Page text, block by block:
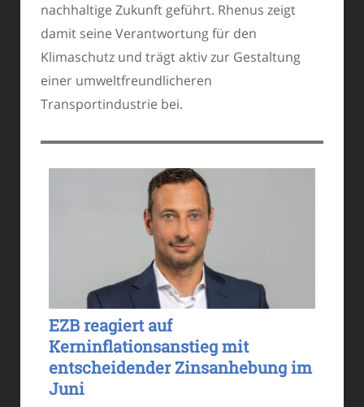
nachhaltige Zukunft geführt. Rhenus zeigt
damit seine Verantwortung für den
Klimaschutz und trägt aktiv zur Gestaltung
einer umweltfreundlicheren
Transportindustrie bei.
EZB reagiert auf
Kerninflationsanstieg mit
entscheidender Zinsanhebung im
Juni